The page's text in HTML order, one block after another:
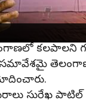
సురేఖ పాటిల్